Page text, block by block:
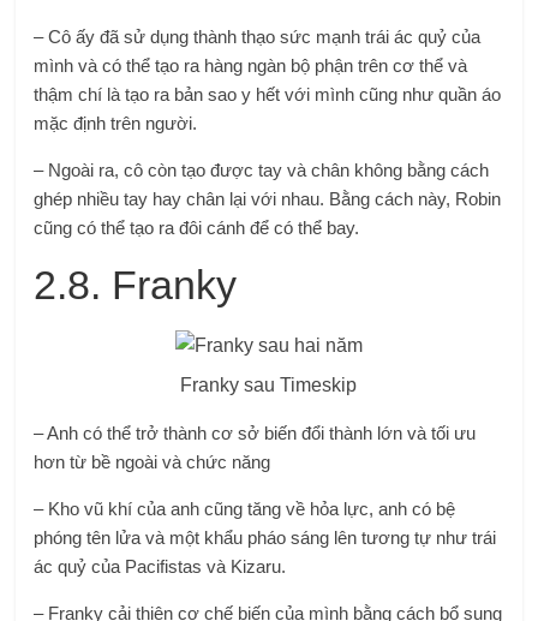
– Cô ấy đã sử dụng thành thạo sức mạnh trái ác quỷ của
mình và có thể tạo ra hàng ngàn bộ phận trên cơ thể và
thậm chí là tạo ra bản sao y hết với mình cũng như quần áo
mặc định trên người.
– Ngoài ra, cô còn tạo được tay và chân không bằng cách
ghép nhiều tay hay chân lại với nhau. Bằng cách này, Robin
cũng có thể tạo ra đôi cánh để có thể bay.
2.8. Franky
Franky sau Timeskip
– Anh có thể trở thành cơ sở biến đổi thành lớn và tối ưu
hơn từ bề ngoài và chức năng
– Kho vũ khí của anh cũng tăng về hỏa lực, anh có bệ
phóng tên lửa và một khẩu pháo sáng lên tương tự như trái
ác quỷ của Pacifistas và Kizaru.
– Franky cải thiện cơ chế biến của mình bằng cách bổ sung